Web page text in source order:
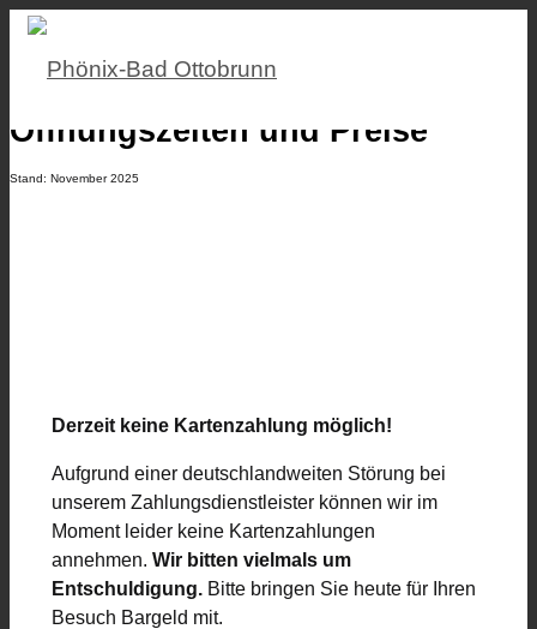
Öffnungszeiten und Preise
Stand: November 2025
Derzeit keine Kartenzahlung möglich!
Aufgrund einer deutschlandweiten Störung bei
unserem Zahlungsdienstleister können wir im
Moment leider keine Kartenzahlungen
annehmen. Wir bitten vielmals um
Entschuldigung. Bitte bringen Sie heute für Ihren
Besuch Bargeld mit.